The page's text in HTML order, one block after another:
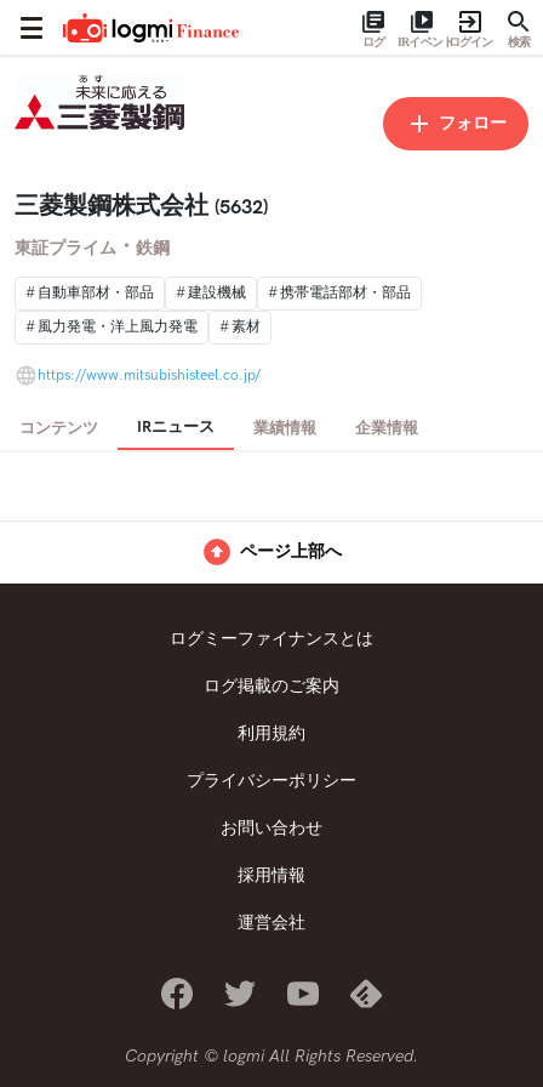
ログ IRイベントログイン 検索
フォロー
三菱製鋼株式会社 (5632)
東証プライム ・ 鉄鋼
自動車部材・部品 建設機械
携帯電話部材・部品
風力発電・洋上風力発電
素材
https://www.mitsubishisteel.co.jp/
コンテンツ IRニュース 業績情報 企業情報
ページ上部へ
ログミーファイナンスとは
ログ掲載のご案内
利用規約
プライバシーポリシー
お問い合わせ
採用情報
運営会社
Copyright © logmi All Rights Reserved.